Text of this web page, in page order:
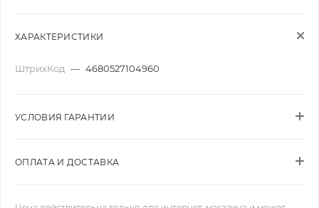
ХАРАКТЕРИСТИКИ
ШтрихКод — 4680527104960
УСЛОВИЯ ГАРАНТИИ
ОПЛАТА И ДОСТАВКА